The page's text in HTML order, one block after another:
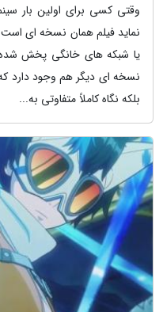
وقتی کسی برای اولین بار
نماید فیلم همان نسخه ای است
یا شبکه های خانگی پخش
نسخه ای دیگر هم وجود دارد
بلکه نگاه کاملاً متفاوتی به...